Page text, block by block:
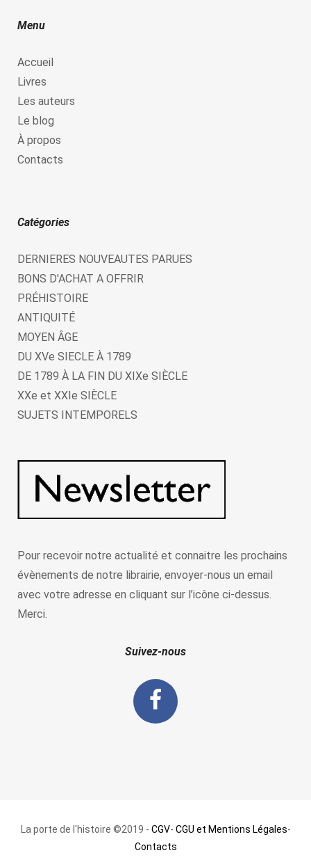
Menu
Accueil
Livres
Les auteurs
Le blog
À propos
Contacts
Catégories
DERNIERES NOUVEAUTES PARUES
BONS D'ACHAT A OFFRIR
PRÉHISTOIRE
ANTIQUITÉ
MOYEN ÂGE
DU XVe SIECLE À 1789
DE 1789 À LA FIN DU XIXe SIÈCLE
XXe et XXIe SIÈCLE
SUJETS INTEMPORELS
Pour recevoir notre actualité et connaitre les prochains
évènements de notre librairie, envoyer-nous un email
avec votre adresse en cliquant sur l’icône ci-dessus.
Merci.
Suivez-nous
La porte de l'histoire ©2019 - CGV- CGU et Mentions Légales-
Contacts